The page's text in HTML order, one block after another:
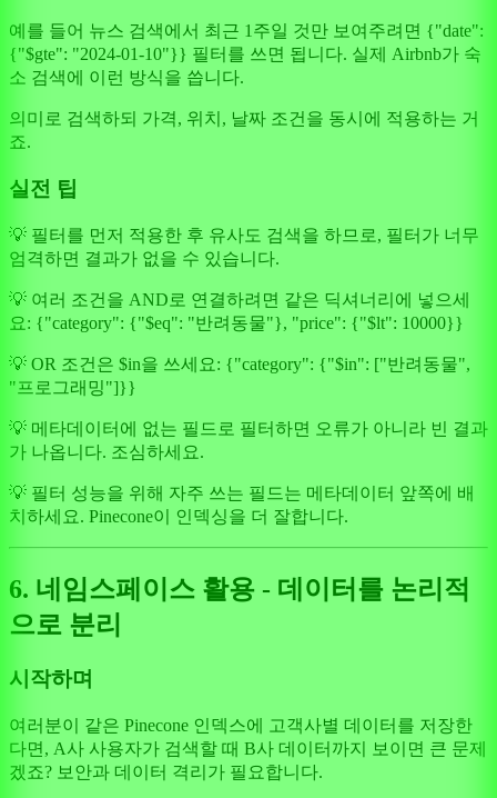
예를 들어 뉴스 검색에서 최근 1주일 것만 보여주려면 {"date":
{"$gte": "2024-01-10"}} 필터를 쓰면 됩니다. 실제 Airbnb가 숙
소 검색에 이런 방식을 씁니다.
의미로 검색하되 가격, 위치, 날짜 조건을 동시에 적용하는 거
죠.
실전 팁
💡 필터를 먼저 적용한 후 유사도 검색을 하므로, 필터가 너무
엄격하면 결과가 없을 수 있습니다.
💡 여러 조건을 AND로 연결하려면 같은 딕셔너리에 넣으세
요: {"category": {"$eq": "반려동물"}, "price": {"$lt": 10000}}
💡 OR 조건은 $in을 쓰세요: {"category": {"$in": ["반려동물",
"프로그래밍"]}}
💡 메타데이터에 없는 필드로 필터하면 오류가 아니라 빈 결과
가 나옵니다. 조심하세요.
💡 필터 성능을 위해 자주 쓰는 필드는 메타데이터 앞쪽에 배
치하세요. Pinecone이 인덱싱을 더 잘합니다.
6. 네임스페이스 활용 - 데이터를 논리적
으로 분리
시작하며
여러분이 같은 Pinecone 인덱스에 고객사별 데이터를 저장한
다면, A사 사용자가 검색할 때 B사 데이터까지 보이면 큰 문제
겠죠? 보안과 데이터 격리가 필요합니다.